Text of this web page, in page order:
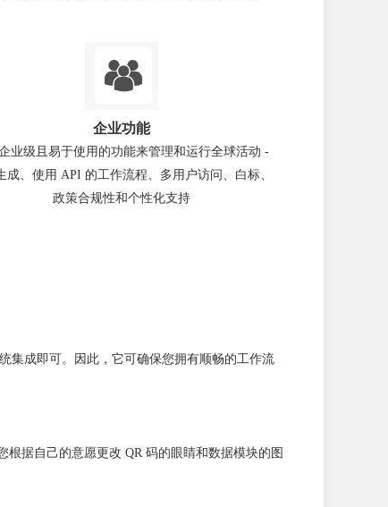
企业功能
业级且易于使用的功能来管理和运行全球活动 -
成、使用 API 的工作流程、多用户访问、白标、
政策合规性和个性化支持
集成即可。因此，它可确保您拥有顺畅的工作流
据自己的意愿更改 QR 码的眼睛和数据模块的图